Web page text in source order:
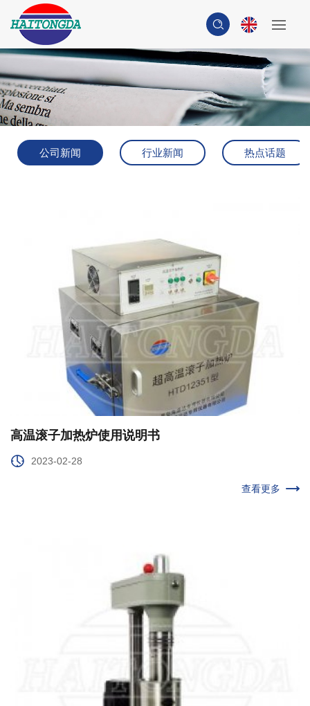
公司新闻 行业新闻 热点话题
高温滚子加热炉使用说明书
2023-02-28
查看更多